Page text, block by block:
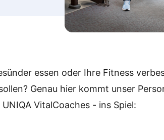
essen oder Ihre Fitness
Genau hier kommt unser
VitalCoaches - ins Spiel: